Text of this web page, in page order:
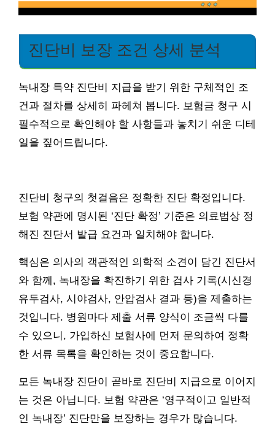
진단비 보장 조건 상세 분석
녹내장 특약 진단비 지급을 받기 위한 구체적인 조
건과 절차를 상세히 파헤쳐 봅니다. 보험금 청구 시
필수적으로 확인해야 할 사항들과 놓치기 쉬운 디테
일을 짚어드립니다.
진단비 청구의 첫걸음은 정확한 진단 확정입니다.
보험 약관에 명시된 ‘진단 확정’ 기준은 의료법상 정
해진 진단서 발급 요건과 일치해야 합니다.
핵심은 의사의 객관적인 의학적 소견이 담긴 진단서
와 함께, 녹내장을 확진하기 위한 검사 기록(시신경
유두검사, 시야검사, 안압검사 결과 등)을 제출하는
것입니다. 병원마다 제출 서류 양식이 조금씩 다를
수 있으니, 가입하신 보험사에 먼저 문의하여 정확
한 서류 목록을 확인하는 것이 중요합니다.
모든 녹내장 진단이 곧바로 진단비 지급으로 이어지
는 것은 아닙니다. 보험 약관은 ‘영구적이고 일반적
인 녹내장’ 진단만을 보장하는 경우가 많습니다.